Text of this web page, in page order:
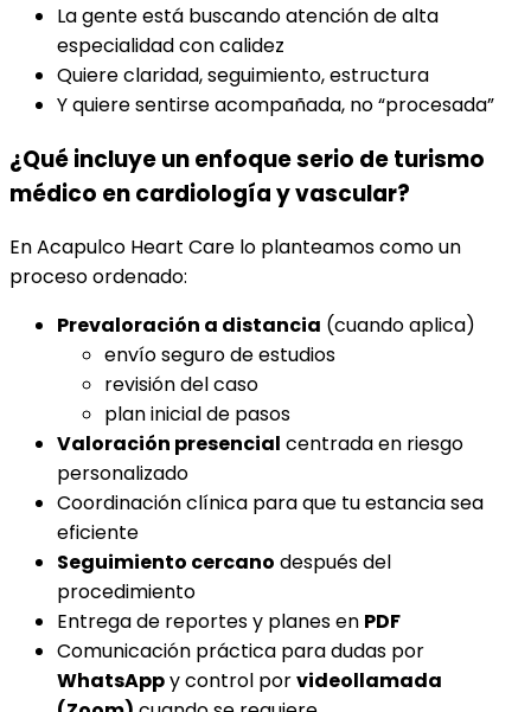
La gente está buscando atención de alta
especialidad con calidez
Quiere claridad, seguimiento, estructura
Y quiere sentirse acompañada, no “procesada”
¿Qué incluye un enfoque serio de turismo
médico en cardiología y vascular?
En Acapulco Heart Care lo planteamos como un
proceso ordenado:
Prevaloración a distancia (cuando aplica)
envío seguro de estudios
revisión del caso
plan inicial de pasos
Valoración presencial centrada en riesgo
personalizado
Coordinación clínica para que tu estancia sea
eficiente
Seguimiento cercano después del
procedimiento
Entrega de reportes y planes en PDF
Comunicación práctica para dudas por
WhatsAppy control porvideollamada